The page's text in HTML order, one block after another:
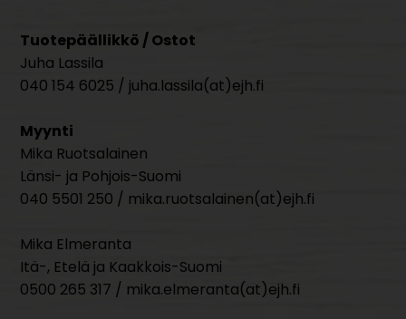
Tuotepäällikkö / Ostot
Juha Lassila
040 154 6025 / juha.lassila(at)ejh.fi
Myynti
Mika Ruotsalainen
Länsi- ja Pohjois-Suomi
040 5501 250 / mika.ruotsalainen(at)ejh.fi
Mika Elmeranta
Itä-, Etelä ja Kaakkois-Suomi
0500 265 317 / mika.elmeranta(at)ejh.fi